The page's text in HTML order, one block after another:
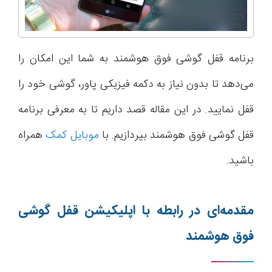
برنامه قفل گوشی فوق هوشمند به شما این امکان را
می‌دهد تا بدون نیاز به دکمه فیزیکی پاور، گوشی خود را
قفل نمایید. در این مقاله قصد داریم تا به معرفی برنامه
قفل گوشی فوق هوشمند بپردازیم. با موبایل کمکهمراه
باشید.
مقدمه‌ای در رابطه با اپلیکیشن قفل گوشی
فوق هوشمند